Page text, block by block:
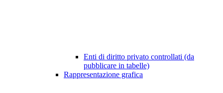
Enti di diritto privato controllati (da
pubblicare in tabelle)
Rappresentazione grafica